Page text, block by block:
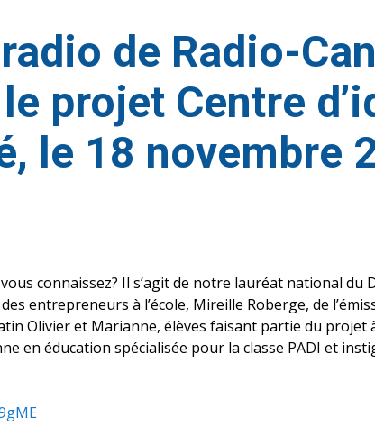
de Radio-
projet Centre
le 18 novembre
connaissez? Il s’agit de notre lauréat national du
entrepreneurs à l’école, Mireille Roberge, de
Olivier et Marianne, élèves faisant partie du projet à
en éducation spécialisée pour la classe PADI et